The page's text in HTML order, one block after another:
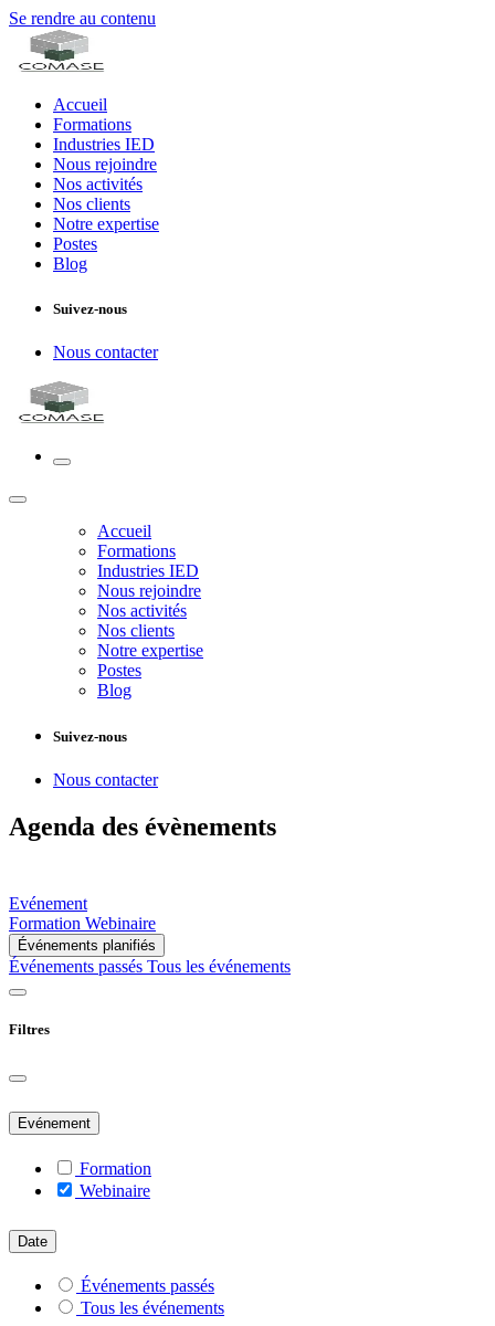
Se rendre au contenu
Accueil
Formations
Industries IED
Nous rejoindre
Nos activités
Nos clients
Notre expertise
Postes
Blog
Suivez-nous
Nous contacter
Accueil
Formations
Industries IED
Nous rejoindre
Nos activités
Nos clients
Notre expertise
Postes
Blog
Suivez-nous
Nous contacter
Agenda des évènements
Evénement
Formation Webinaire
Événements planifiés
Événements passés Tous les événements
Filtres
Evénement
Formation
Webinaire
Date
Événements passés
Tous les événements